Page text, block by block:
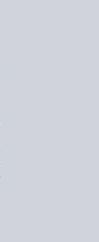
Kabupaten Morowali,
Pancaroba
Nomor 15 Tahun
Singapura
Serius!